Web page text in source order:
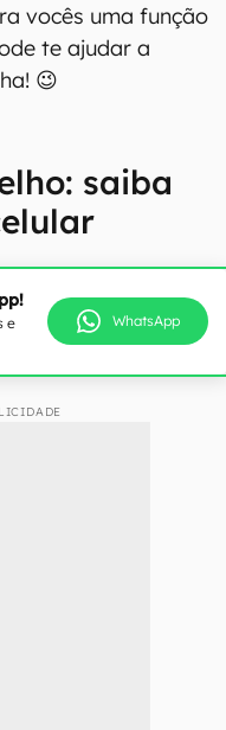
vocês uma função
te ajudar a
😉
saiba
e
WhatsApp